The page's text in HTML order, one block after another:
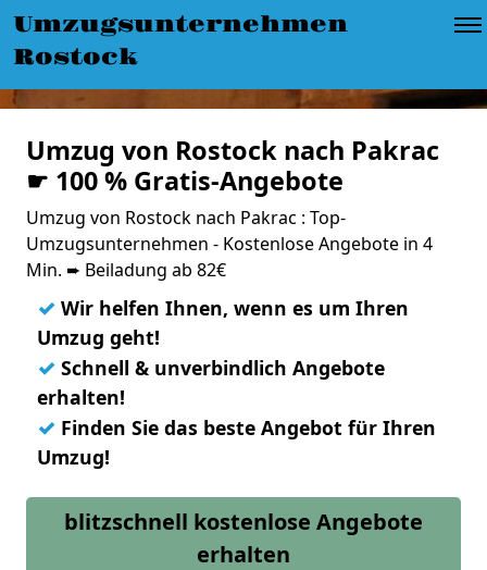
Umzugsunternehmen
Rostock
Umzug von Rostock nach Pakrac
☛ 100 % Gratis-Angebote
Umzug von Rostock nach Pakrac : Top-
Umzugsunternehmen - Kostenlose Angebote in 4
Min. ➨ Beiladung ab 82€
✓ Wir helfen Ihnen, wenn es um Ihren
Umzug geht!
✓ Schnell & unverbindlich Angebote
erhalten!
✓ Finden Sie das beste Angebot für Ihren
Umzug!
blitzschnell kostenlose Angebote
erhalten